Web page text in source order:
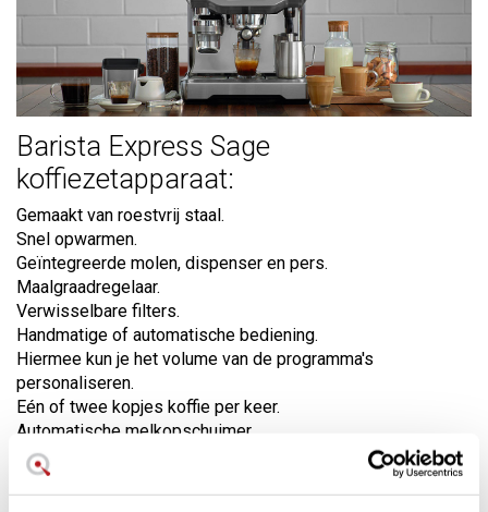
Barista Express Sage
koffiezetapparaat:
Gemaakt van roestvrij staal.
Snel opwarmen.
Geïntegreerde molen, dispenser en pers.
Maalgraadregelaar.
Verwisselbare filters.
Handmatige of automatische bediening.
Hiermee kun je het volume van de programma's
personaliseren.
Eén of twee kopjes koffie per keer.
Automatische melkopschuimer.
Inclusief roestvrijstalen melkkan.
Automatische uitschakeling na 30 minuten.